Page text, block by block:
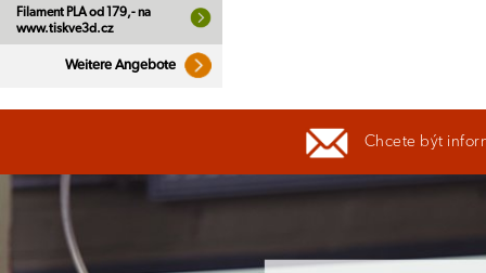
Filament PLA od 179,- na
www.tiskve3d.cz
Weitere Angebote
Chcete být